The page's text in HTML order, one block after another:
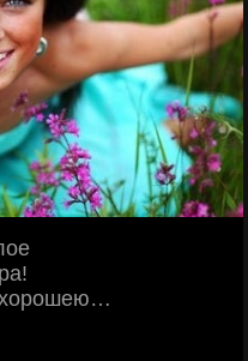
хорошею…